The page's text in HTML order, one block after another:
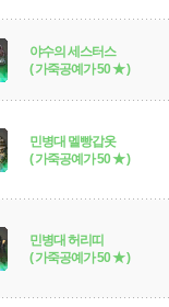
야수의 세스터스
( 가죽공예가 50 ★ )
민병대 멜빵갑옷
( 가죽공예가 50 ★ )
민병대 허리띠
( 가죽공예가 50 ★ )